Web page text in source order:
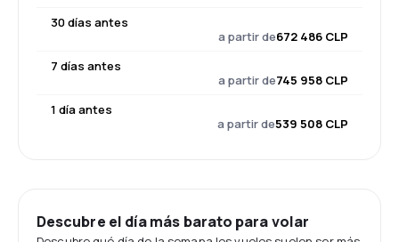
30 días antes
a partir de672 486 CLP
7 días antes
a partir de745 958 CLP
1 día antes
a partir de539 508 CLP
Descubre el día más barato para volar